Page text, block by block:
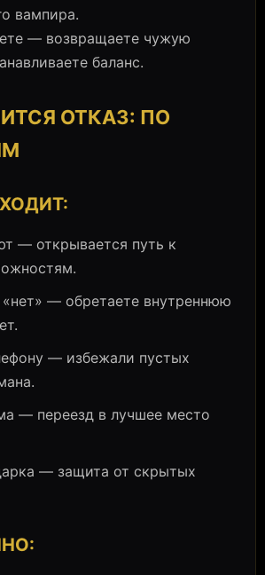
вампира.
— возвращаете чужую
баланс.
ОТКАЗ: ПО
— открывается путь к
— обретаете внутреннюю
— избежали пустых
— переезд в лучшее место
— защита от скрытых